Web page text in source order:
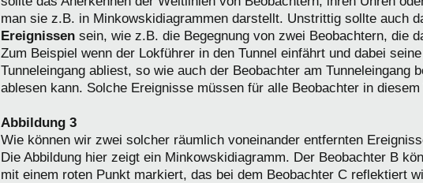
man sie z.B. in Minkowski­diagrammen darstellt. Unstrittig sollte auch
Ereignissen sein, wie z.B. die Begegnung von zwei Beobachtern, die
Zum Beispiel wenn der Lokführer in den Tunnel einfährt und dabei
Tunneleingang abliest, so wie auch der Beobachter am Tunneleingang
ablesen kann. Solche Ereignisse müssen für alle Beobachter in
Abbildung 3
Wie können wir zwei solcher räumlich voneinander entfernten
Die Abbildung hier zeigt ein Minkowski­diagramm. Der Beobachter B
mit einem roten Punkt markiert, das bei dem Beobachter C reflektiert